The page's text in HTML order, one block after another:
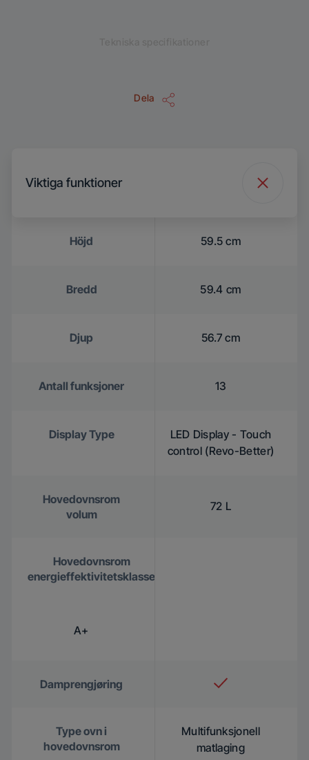
Dela
Viktiga funktioner
Höjd 59.5 cm
Bredd 59.4 cm
Djup 56.7 cm
Antall funksjoner 13
Display Type
LED Display - Touch
control (Revo-Better)
Hovedovnsrom
volum
72 L
Hovedovnsrom
energieffektivitetsklasse
A+
Damprengjøring
Type ovn i
hovedovnsrom
Multifunksjonell
matlaging